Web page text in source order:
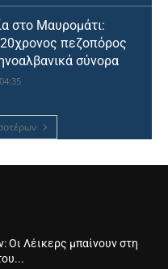
στο Μαυρομάτι:
πεζοπόρος
σύνορα
Οι Λέικερς μπαίνουν στη